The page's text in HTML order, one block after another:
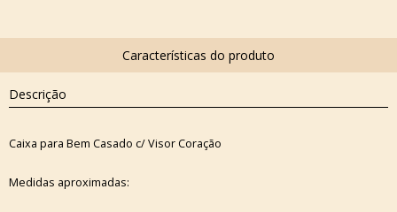
Descrição
Caixa para Bem Casado c/ Visor Coração
Medidas aproximadas: